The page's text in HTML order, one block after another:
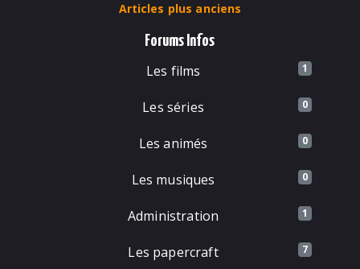
Articles plus anciens
Forums Infos
Les films 1
Les séries 0
Les animés 0
Les musiques 0
Administration 1
Les papercraft 7